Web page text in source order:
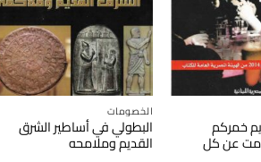
خمركم
عن كل
الخصومات
البطولي في أساطير الشرق
القديم وملامحه